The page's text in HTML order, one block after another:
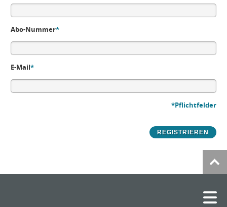
Abo-Nummer*
E-Mail*
*Pflichtfelder